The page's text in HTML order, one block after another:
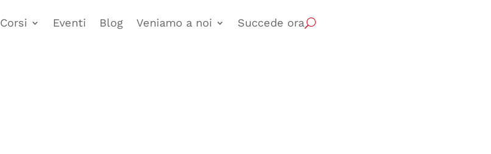
Corsi Eventi Blog Veniamo a noi Succede ora